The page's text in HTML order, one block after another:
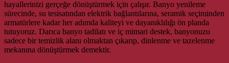
hayallerinizi gerçeğe dönüştürmek için çalışır. Banyo yenileme
sürecinde, su tesisatından elektrik bağlantılarına, seramik seçiminden
armatürlere kadar her adımda kaliteyi ve dayanıklılığı ön planda
tutuyoruz. Darıca banyo tadilatı ve iç mimari destek, banyonuzu
sadece bir temizlik alanı olmaktan çıkarıp, dinlenme ve tazelenme
mekanına dönüştürmek demektir.